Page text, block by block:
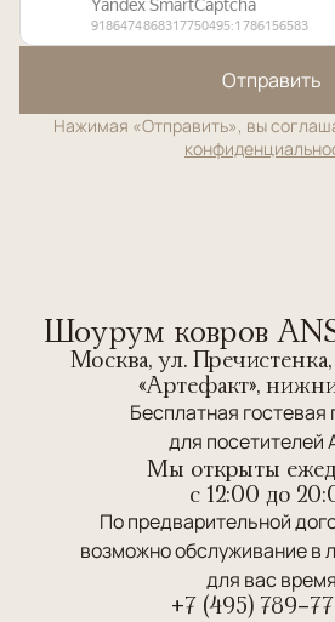
Отправить
Нажимая «Отправить», вы
Шоурум ковров
Москва, ул.
«Артефакт»,
Бесплатная гостевая
для посетителей
Мы открыты
c 12:00 до
По предварительной
возможно обслуживание в
для вас время
+7 (495) 789-